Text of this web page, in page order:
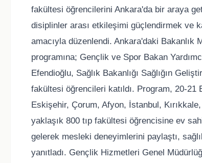
fakültesi öğrencilerini Ankara'da bir araya
disiplinler arası etkileşimi güçlendirmek ve
amacıyla düzenlendi. Ankara'daki Bakanlık
programına; Gençlik ve Spor Bakan
Efendioğlu, Sağlık Bakanlığı Sağlığın
fakültesi öğrencileri katıldı. Program, 20-
Eskişehir, Çorum, Afyon, İstanbul,
yaklaşık 800 tıp fakültesi öğrencisine ev
gelerek mesleki deneyimlerini paylaştı,
yanıtladı. Gençlik Hizmetleri Genel